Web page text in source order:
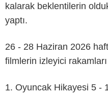
kalarak beklentilerin
yaptı.
26 - 28 Haziran 2026
filmlerin izleyici
1. Oyuncak Hikayesi 5 -